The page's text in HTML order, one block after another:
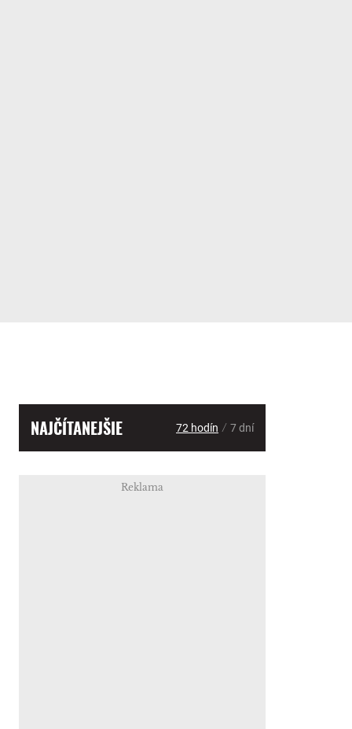
NAJČÍTANEJŠIE 72 hodín / 7 dní
Reklama